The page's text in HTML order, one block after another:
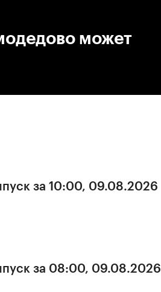
может
за 10:00, 09.08.2026
за 08:00, 09.08.2026